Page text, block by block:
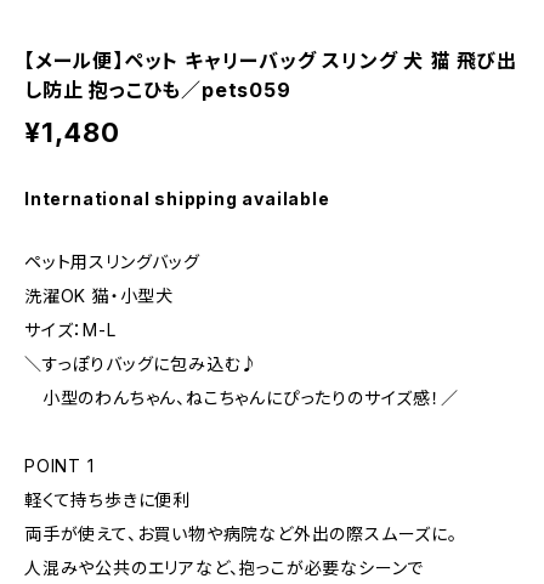
【メール便】ペット キャリーバッグ スリング 犬 猫 飛び出
し防止 抱っこひも／pets059
¥1,480
International shipping available
ペット用スリングバッグ
洗濯OK 猫・小型犬
サイズ：M-L
＼すっぽりバッグに包み込む♪
小型のわんちゃん、ねこちゃんにぴったりのサイズ感！／
POINT 1
軽くて持ち歩きに便利
両手が使えて、お買い物や病院など外出の際スムーズに。
人混みや公共のエリアなど、抱っこが必要なシーンで